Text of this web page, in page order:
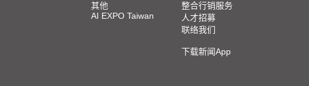
其他
AI EXPO Taiwan
整合行销服务
人才招募
联络我们
下载新闻App